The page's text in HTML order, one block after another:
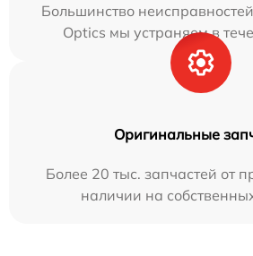
Большинство
Optics мы устраняем в
Оригинальные
Более 20 тыс. запчастей от
наличии на